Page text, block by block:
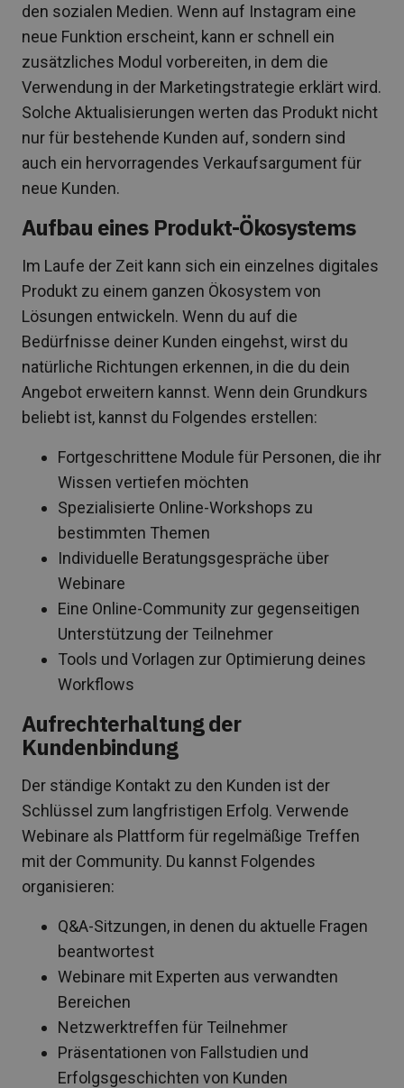
den sozialen Medien. Wenn auf Instagram eine
neue Funktion erscheint, kann er schnell ein
zusätzliches Modul vorbereiten, in dem die
Verwendung in der Marketingstrategie erklärt wird.
Solche Aktualisierungen werten das Produkt nicht
nur für bestehende Kunden auf, sondern sind
auch ein hervorragendes Verkaufsargument für
neue Kunden.
Aufbau eines Produkt-Ökosystems
Im Laufe der Zeit kann sich ein einzelnes digitales
Produkt zu einem ganzen Ökosystem von
Lösungen entwickeln. Wenn du auf die
Bedürfnisse deiner Kunden eingehst, wirst du
natürliche Richtungen erkennen, in die du dein
Angebot erweitern kannst. Wenn dein Grundkurs
beliebt ist, kannst du Folgendes erstellen:
Fortgeschrittene Module für Personen, die ihr
Wissen vertiefen möchten
Spezialisierte Online-Workshops zu
bestimmten Themen
Individuelle Beratungsgespräche über
Webinare
Eine Online-Community zur gegenseitigen
Unterstützung der Teilnehmer
Tools und Vorlagen zur Optimierung deines
Workflows
Aufrechterhaltung der
Kundenbindung
Der ständige Kontakt zu den Kunden ist der
Schlüssel zum langfristigen Erfolg. Verwende
Webinare als Plattform für regelmäßige Treffen
mit der Community. Du kannst Folgendes
organisieren:
Q&A-Sitzungen, in denen du aktuelle Fragen
beantwortest
Webinare mit Experten aus verwandten
Bereichen
Netzwerktreffen für Teilnehmer
Präsentationen von Fallstudien und
Erfolgsgeschichten von Kunden